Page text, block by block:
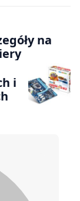
na
i